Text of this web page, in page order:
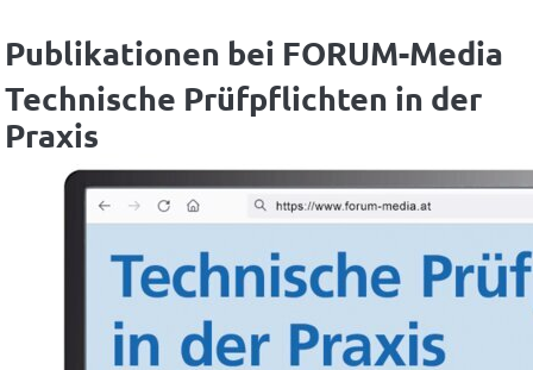
Publikationen bei FORUM-Media
Technische Prüfpflichten in der
Praxis